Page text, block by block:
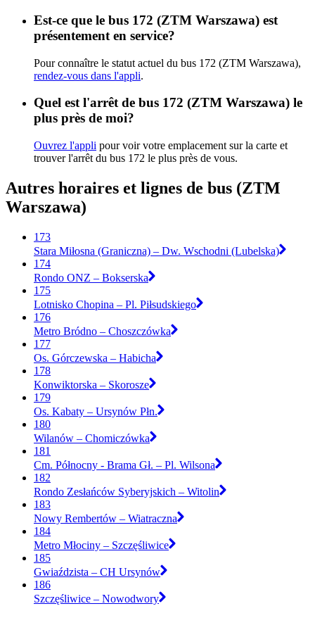
Est-ce que le bus 172 (ZTM Warszawa) est
présentement en service?
Pour connaître le statut actuel du bus 172 (ZTM Warszawa),
rendez-vous dans l'appli.
Quel est l'arrêt de bus 172 (ZTM Warszawa) le
plus près de moi?
Ouvrez l'appli pour voir votre emplacement sur la carte et
trouver l'arrêt du bus 172 le plus près de vous.
Autres horaires et lignes de bus (ZTM
Warszawa)
173
Stara Miłosna (Graniczna) – Dw. Wschodni (Lubelska)
174
Rondo ONZ – Bokserska
175
Lotnisko Chopina – Pl. Piłsudskiego
176
Metro Bródno – Choszczówka
177
Os. Górczewska – Habicha
178
Konwiktorska – Skorosze
179
Os. Kabaty – Ursynów Płn.
180
Wilanów – Chomiczówka
181
Cm. Północny - Brama Gł. – Pl. Wilsona
182
Rondo Zesłańców Syberyjskich – Witolin
183
Nowy Rembertów – Wiatraczna
184
Metro Młociny – Szczęśliwice
185
Gwiaździsta – CH Ursynów
186
Szczęśliwice – Nowodwory